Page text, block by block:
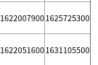
16220079001625725300
16220516001631105500